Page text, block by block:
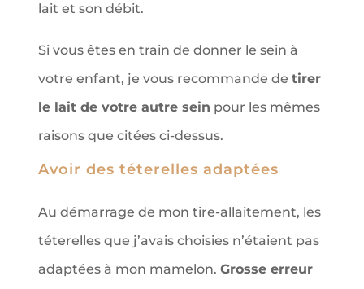
lait et son débit.
Si vous êtes en train de donner le sein à
votre enfant, je vous recommande de tirer
le lait de votre autre sein pour les mêmes
raisons que citées ci-dessus.
Avoir des téterelles adaptées
Au démarrage de mon tire-allaitement, les
téterelles que j’avais choisies n’étaient pas
adaptées à mon mamelon. Grosse erreur